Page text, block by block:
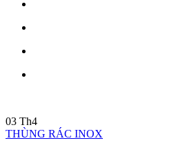
03 Th4
THÙNG RÁC INOX